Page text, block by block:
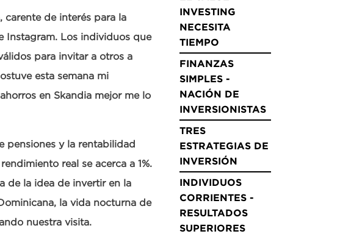
de interés para la
Instagram. Los individuos que
para invitar a otros a
esta semana mi
en Skandia mejor me lo
pensiones y la rentabilidad
real se acerca a 1%.
de la idea de invertir en la
la vida nocturna de
nuestra visita.
INVESTING
NECESITA
TIEMPO
FINANZAS
SIMPLES -
NACIÓN DE
INVERSIONISTAS
TRES
ESTRATEGIAS DE
INVERSIÓN
INDIVIDUOS
CORRIENTES -
RESULTADOS
SUPERIORES